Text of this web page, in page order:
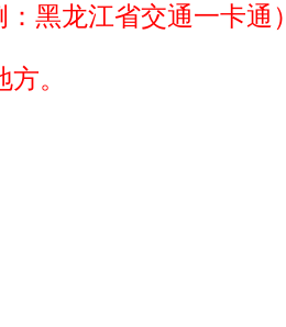
黑龙江省交通一卡通）
。